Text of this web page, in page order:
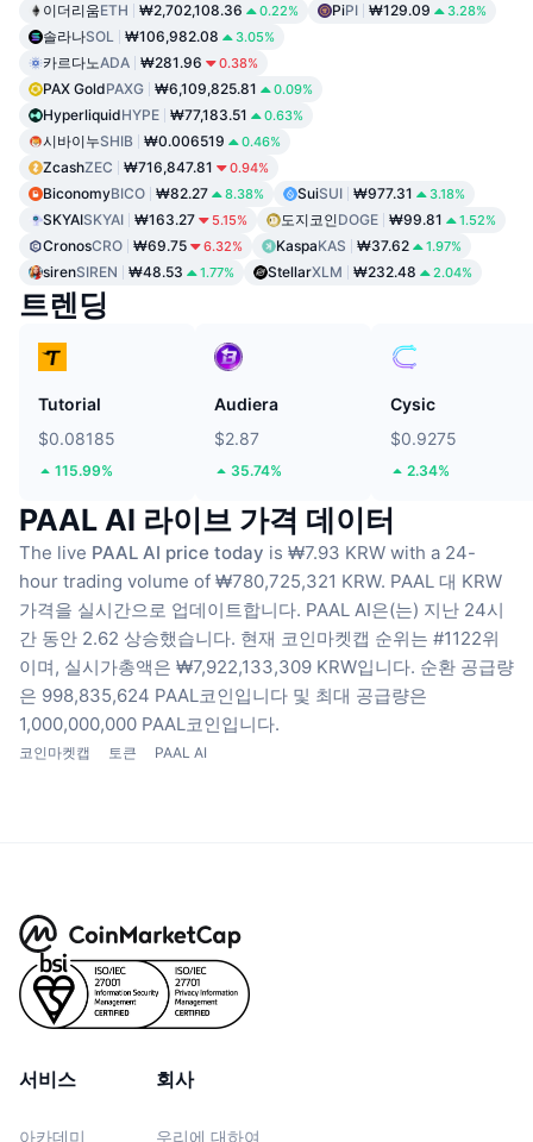
이더리움ETH ₩2,702,108.36 0.22% PiPI ₩129.09 3.28%
솔라나SOL ₩106,982.08 3.05%
카르다노ADA ₩281.96 0.38%
PAX GoldPAXG ₩6,109,825.81 0.09%
HyperliquidHYPE ₩77,183.51 0.63%
시바이누SHIB ₩0.006519 0.46%
ZcashZEC ₩716,847.81 0.94%
BiconomyBICO ₩82.27 8.38% SuiSUI ₩977.31 3.18%
SKYAISKYAI ₩163.27 5.15% 도지코인DOGE ₩99.81 1.52%
CronosCRO ₩69.75 6.32% KaspaKAS ₩37.62 1.97%
sirenSIREN ₩48.53 1.77% StellarXLM ₩232.48 2.04%
트렌딩
Tutorial
$0.08185
115.99%
Audiera
$2.87
35.74%
Cysic
$0.9275
2.34%
PAAL AI 라이브 가격 데이터
The live PAAL AI price today is ₩7.93 KRW with a 24-
hour trading volume of ₩780,725,321 KRW. PAAL 대 KRW
가격을 실시간으로 업데이트합니다. PAAL AI은(는) 지난 24시
간 동안 2.62 상승했습니다. 현재 코인마켓캡 순위는 #1122위
이며, 실시가총액은 ₩7,922,133,309 KRW입니다. 순환 공급량
은 998,835,624 PAAL코인입니다 및 최대 공급량은
1,000,000,000 PAAL코인입니다.
코인마켓캡 토큰 PAAL AI
서비스
아카데미
회사
우리에 대하여